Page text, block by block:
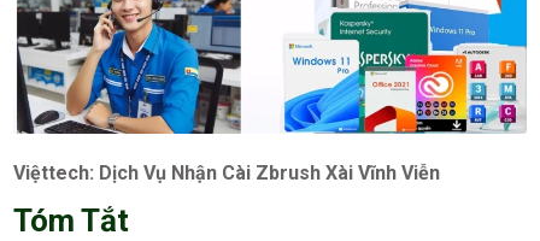
Việttech: Dịch Vụ Nhận Cài Zbrush Xài Vĩnh Viễn
Tóm Tắt